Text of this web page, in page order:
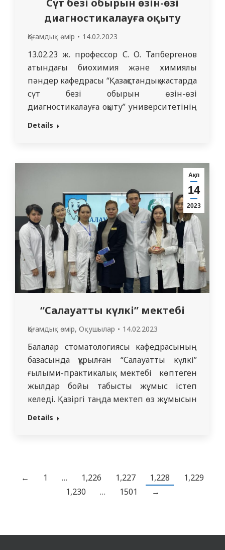
диагностикалауға оқыту
Қоғамдық өмір 14.02.2023
13.02.23 ж. профессор С. О. Тапбергенов
атындағы биохимия жəне химиялық
пəндер кафедрасы “Қазақстандық жастарда
сүт безі обырын өзін-өзі
диагностикалауға оқыту” университетінің
жобасын іске асыруға қатысты. Оқытушы Н.
клиникалық белгілері жəне сүт бездерінің
өзін-өзі тексеру алгоритмі бойынша
презентациялар ұсынды. Оқытушылар
презентация материалына дейін жəне…
Details
Ақп
14
2023
“Салауатты күлкі” мектебі
Қоғамдық өмір, Оқушылар 14.02.2023
Балалар стоматологиясы кафедрасының
базасында құрылған “Салауатты күлкі”
ғылыми-практикалық мектебі көптеген
жылдар бойы табысты жұмыс істеп
келеді. Қазіргі таңда мектеп өз жұмысын
“СМУ” КеАҚ стоматологиялық пəндер
жəне жақсарту қажеттілігіне сенімділік,
салауатты өмір салты дағдыларын игеру,
Details
← 1 … 1,226 1,227 1,228
1,229
1,230
… 1501 →